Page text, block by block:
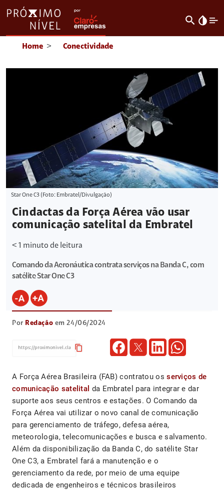
search invert_colors
Home > Conectividade
Star One C3 (Foto: Embratel/Divulgação)
Cindactas da Força Aérea vão usar
comunicação satelital da Embratel
< 1 minuto de leitura
Comando da Aeronáutica contrata serviços na Banda C, com
satélite Star One C3
Por Redação em 24/06/2024
content_copy
A Força Aérea Brasileira (FAB) contratou osserviços de
comunicação satelital da Embratel para integrar e dar
suporte aos seus centros e estações. O Comando da
Força Aérea vai utilizar o novo canal de comunicação
para gerenciamento de tráfego, defesa aérea,
meteorologia, telecomunicações e busca e salvamento.
Além da disponibilização da Banda C, do satélite Star
One C3, a Embratel fará a manutenção e o
gerenciamento da rede, por meio de uma equipe
dedicada de engenheiros e técnicos brasileiros